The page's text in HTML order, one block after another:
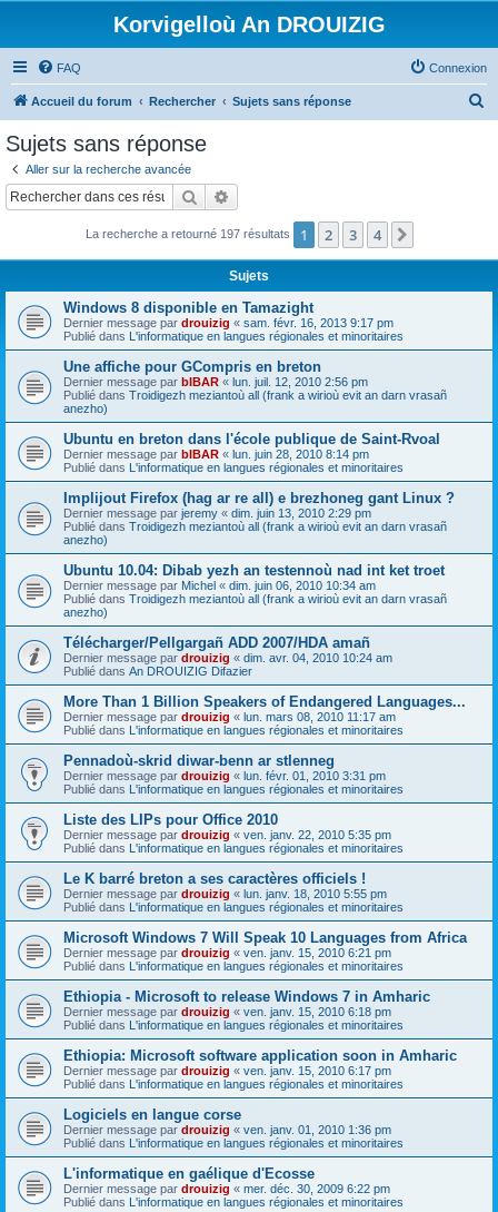
Korvigelloù An DROUIZIG
FAQ Connexion
Accueil du forum Rechercher Sujets sans réponse
c
Sujets sans réponse
Aller sur la recherche avancée
Rechercher
La recherche a retourné 197 résultats 1 2 3 4
Sujets
Windows 8 disponible en Tamazight
Dernier message par drouizig « sam. févr. 16, 2013 9:17 pm
Publié dans L'informatique en langues régionales et minoritaires
Une affiche pour GCompris en breton
Dernier message par bIBAR « lun. juil. 12, 2010 2:56 pm
Publié dans Troidigezh meziantoù all (frank a wirioù evit an darn vrasañ
anezho)
Ubuntu en breton dans l'école publique de Saint-Rvoal
Dernier message par bIBAR « lun. juin 28, 2010 8:14 pm
Publié dans L'informatique en langues régionales et minoritaires
Implijout Firefox (hag ar re all) e brezhoneg gant Linux ?
Dernier message par jeremy « dim. juin 13, 2010 2:29 pm
Publié dans Troidigezh meziantoù all (frank a wirioù evit an darn vrasañ
anezho)
Ubuntu 10.04: Dibab yezh an testennoù nad int ket troet
Dernier message par Michel « dim. juin 06, 2010 10:34 am
Publié dans Troidigezh meziantoù all (frank a wirioù evit an darn vrasañ
anezho)
Télécharger/Pellgargañ ADD 2007/HDA amañ
Dernier message par drouizig « dim. avr. 04, 2010 10:24 am
Publié dans An DROUIZIG Difazier
More Than 1 Billion Speakers of Endangered Languages...
Dernier message par drouizig « lun. mars 08, 2010 11:17 am
Publié dans L'informatique en langues régionales et minoritaires
Pennadoù-skrid diwar-benn ar stlenneg
Dernier message par drouizig « lun. févr. 01, 2010 3:31 pm
Publié dans L'informatique en langues régionales et minoritaires
Liste des LIPs pour Office 2010
Dernier message par drouizig « ven. janv. 22, 2010 5:35 pm
Publié dans L'informatique en langues régionales et minoritaires
Le K barré breton a ses caractères officiels !
Dernier message par drouizig « lun. janv. 18, 2010 5:55 pm
Publié dans L'informatique en langues régionales et minoritaires
Microsoft Windows 7 Will Speak 10 Languages from Africa
Dernier message par drouizig « ven. janv. 15, 2010 6:21 pm
Publié dans L'informatique en langues régionales et minoritaires
Ethiopia - Microsoft to release Windows 7 in Amharic
Dernier message par drouizig « ven. janv. 15, 2010 6:18 pm
Publié dans L'informatique en langues régionales et minoritaires
Ethiopia: Microsoft software application soon in Amharic
Dernier message par drouizig « ven. janv. 15, 2010 6:17 pm
Publié dans L'informatique en langues régionales et minoritaires
Logiciels en langue corse
Dernier message par drouizig « ven. janv. 01, 2010 1:36 pm
Publié dans L'informatique en langues régionales et minoritaires
L'informatique en gaélique d'Ecosse
Dernier message par drouizig « mer. déc. 30, 2009 6:22 pm
Publié dans L'informatique en langues régionales et minoritaires